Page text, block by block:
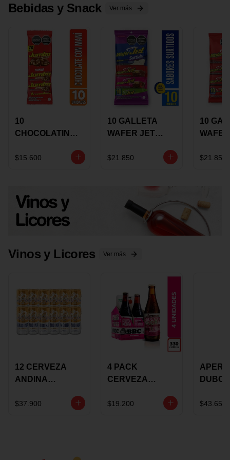
Bebidas y Snack Ver más
10
CHOCOLATINA
17 GRS
$15.600
10 GALLETA
WAFER JET
GRS
$21.850
10
GRS
$21.850
Vinos y Licores Ver más
12 CERVEZA
ANDINA
LATON
$37.900
4 PACK
CERVEZA
ROSE BBC
$19.200
VINO
$43.650